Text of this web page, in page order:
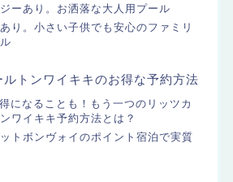
ーあり。お洒落な大人用プール
り。小さい子供でも安心のファミリ
ルトンワイキキのお得な予約方法
になることも！もう一つのリッツカ
ワイキキ予約方法とは？
トボンヴォイのポイント宿泊で実質